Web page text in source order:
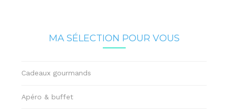
MA SÉLECTION POUR VOUS
Cadeaux gourmands
Apéro & buffet